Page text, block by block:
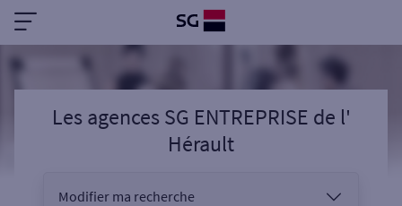
Les agences SG ENTREPRISE de l'
Hérault
Modifier ma recherche